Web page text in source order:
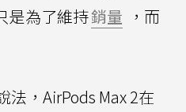
是為了維持銷量 ，而
，AirPods Max 2在